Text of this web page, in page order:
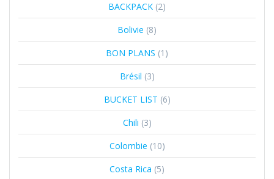
BACKPACK (2)
Bolivie (8)
BON PLANS (1)
Brésil (3)
BUCKET LIST (6)
Chili (3)
Colombie (10)
Costa Rica (5)